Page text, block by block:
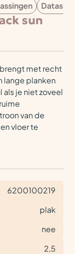
sun
met recht
lange planken
je niet zoveel
van de
vloer te
6200100219
plak
nee
2,5